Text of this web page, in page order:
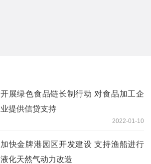
开展绿色食品链长制行动 对食品加工企
业提供信贷支持
2022-01-10
加快金牌港园区开发建设 支持渔船进行
液化天然气动力改造